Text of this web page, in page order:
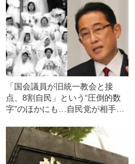
「国会議員が旧統一教会と接
点、8割自民」という“圧倒的数
字”のほかにも…自民党が相手に